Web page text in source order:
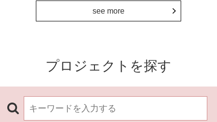
see more
プロジェクトを探す